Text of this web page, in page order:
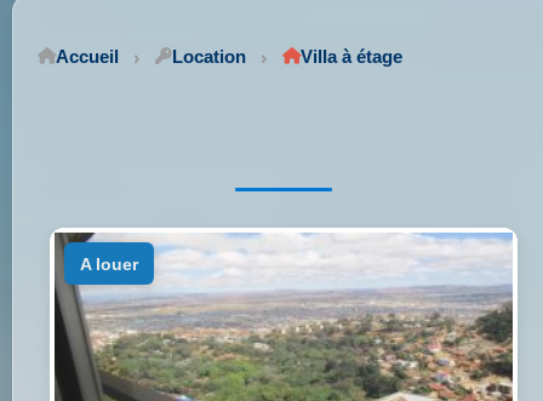
Accueil Location Villa à étage
a louer